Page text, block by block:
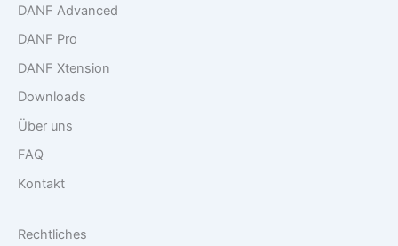
DANF Advanced
DANF Pro
DANF Xtension
Downloads
Über uns
FAQ
Kontakt
Rechtliches